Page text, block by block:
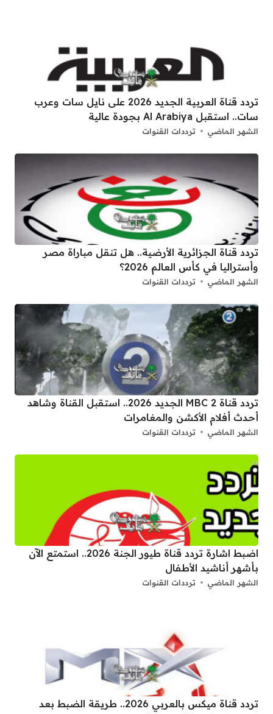
تردد قناة العربية الجديد 2026 على نايل سات وعرب
سات.. استقبل Al Arabiya بجودة عالية
الشهر الماضي ترددات القنوات
تردد قناة الجزائرية الأرضية.. هل تنقل مباراة مصر
وأستراليا في كأس العالم 2026؟
الشهر الماضي ترددات القنوات
تردد قناة 2 MBC الجديد 2026.. استقبل القناة وشاهد
أحدث أفلام الأكشن والمغامرات
الشهر الماضي ترددات القنوات
اضبط اشارة تردد قناة طيور الجنة 2026.. استمتع الآن
بأشهر أناشيد الأطفال
الشهر الماضي ترددات القنوات
تردد قناة ميكس بالعربي 2026.. طريقة الضبط بعد